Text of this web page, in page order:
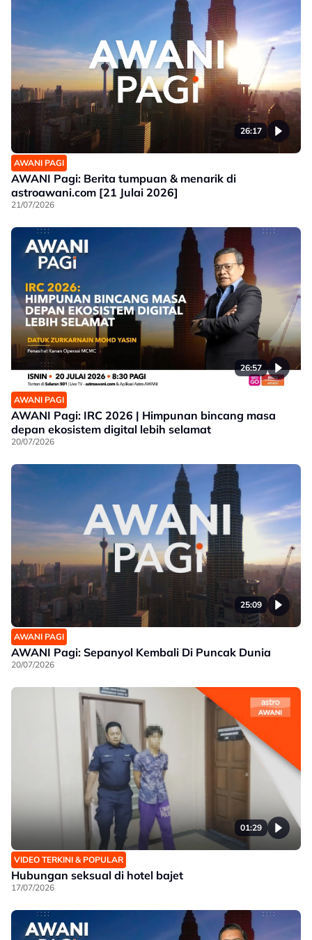
26:17
AWANI PAGI
AWANI Pagi: Berita tumpuan & menarik di
astroawani.com [21 Julai 2026]
21/07/2026
26:57
AWANI PAGI
AWANI Pagi: IRC 2026 | Himpunan bincang masa
depan ekosistem digital lebih selamat
20/07/2026
25:09
AWANI PAGI
AWANI Pagi: Sepanyol Kembali Di Puncak Dunia
20/07/2026
01:29
VIDEO TERKINI & POPULAR
Hubungan seksual di hotel bajet
17/07/2026